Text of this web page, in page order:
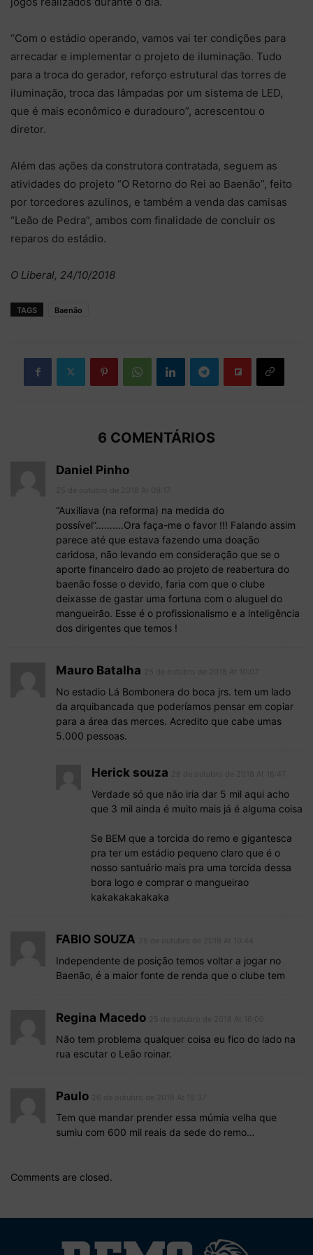
“Com o estádio operando, vamos vai ter condições para
arrecadar e implementar o projeto de iluminação. Tudo
para a troca do gerador, reforço estrutural das torres de
iluminação, troca das lâmpadas por um sistema de LED,
que é mais econômico e duradouro”, acrescentou o
diretor.
Além das ações da construtora contratada, seguem as
atividades do projeto “O Retorno do Rei ao Baenão”, feito
por torcedores azulinos, e também a venda das camisas
“Leão de Pedra”, ambos com finalidade de concluir os
reparos do estádio.
O Liberal, 24/10/2018
TAGS Baenão
6 COMENTÁRIOS
Daniel Pinho
“Auxiliava (na reforma) na medida do
possível”……….Ora faça-me o favor !!! Falando assim
parece até que estava fazendo uma doação
caridosa, não levando em consideração que se o
aporte financeiro dado ao projeto de reabertura do
baenão fosse o devido, faria com que o clube
deixasse de gastar uma fortuna com o aluguel do
mangueirão. Esse é o profissionalismo e a inteligência
dos dirigentes que temos !
Mauro Batalha
No estadio Lá Bombonera do boca jrs. tem um lado
da arquibancada que poderíamos pensar em copiar
para a área das merces. Acredito que cabe umas
5.000 pessoas.
Herick souza
Verdade só que não iria dar 5 mil aqui acho
que 3 mil ainda é muito mais já é alguma coisa
Se BEM que a torcida do remo e gigantesca
pra ter um estádio pequeno claro que é o
nosso santuário mais pra uma torcida dessa
bora logo e comprar o mangueirao
kakakakakakaka
FABIO SOUZA
Independente de posição temos voltar a jogar no
Baenão, é a maior fonte de renda que o clube tem
Regina Macedo
Não tem problema qualquer coisa eu fico do lado na
rua escutar o Leão roinar.
Paulo
Tem que mandar prender essa múmia velha que
sumiu com 600 mil reais da sede do remo…
Comments are closed.